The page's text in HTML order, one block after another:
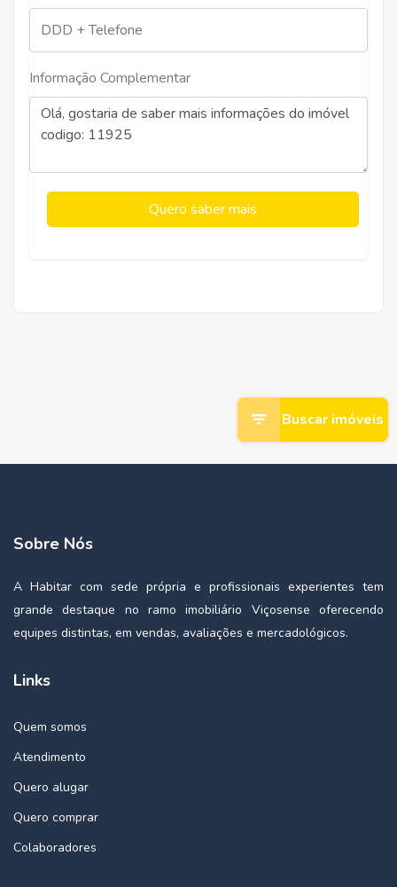
Informação Complementar
Quero saber mais
Buscar imóveis
Sobre Nós
A Habitar com sede própria e profissionais experientes tem
grande destaque no ramo imobiliário Viçosense oferecendo
equipes distintas, em vendas, avaliações e mercadológicos.
Links
Quem somos
Atendimento
Quero alugar
Quero comprar
Colaboradores